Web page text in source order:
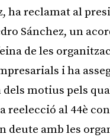
ha reclamat al
Sánchez, un
de les
i ha
dels motius pels
reelecció al 44è
deute amb les